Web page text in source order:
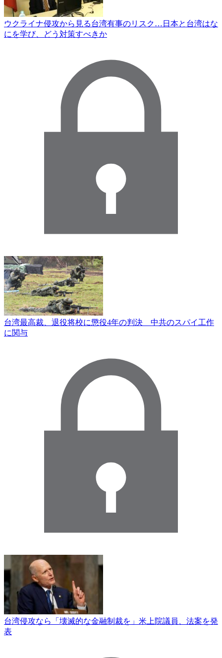
ウクライナ侵攻から見る台湾有事のリスク…日本と台湾はな
にを学び、どう対策すべきか
台湾最高裁、退役将校に懲役4年の判決 中共のスパイ工作
に関与
台湾侵攻なら「壊滅的な金融制裁を」米上院議員、法案を発
表